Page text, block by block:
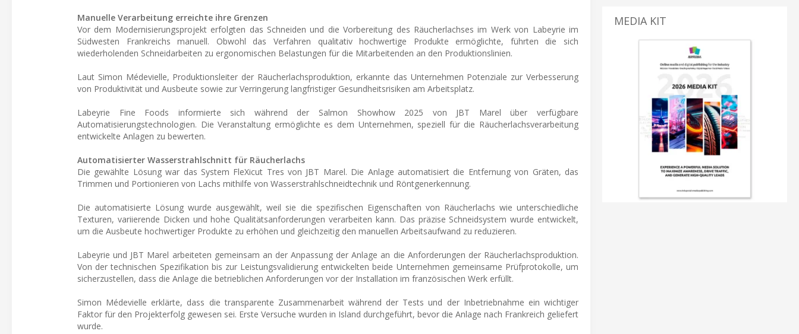
Manuelle Verarbeitung erreichte ihre Grenzen
Vor dem Modernisierungsprojekt erfolgten das Schneiden und die Vorbereitung des Räucherlachses im Werk von Labeyrie im
Südwesten Frankreichs manuell. Obwohl das Verfahren qualitativ hochwertige Produkte ermöglichte, führten die sich
wiederholenden Schneidarbeiten zu ergonomischen Belastungen für die Mitarbeitenden an den Produktionslinien.
Laut Simon Médevielle, Produktionsleiter der Räucherlachsproduktion, erkannte das Unternehmen Potenziale zur Verbesserung
von Produktivität und Ausbeute sowie zur Verringerung langfristiger Gesundheitsrisiken am Arbeitsplatz.
Labeyrie Fine Foods informierte sich während der Salmon Showhow 2025 von JBT Marel über verfügbare
Automatisierungstechnologien. Die Veranstaltung ermöglichte es dem Unternehmen, speziell für die Räucherlachsverarbeitung
entwickelte Anlagen zu bewerten.
Automatisierter Wasserstrahlschnitt für Räucherlachs
Die gewählte Lösung war das System FleXicut Tres von JBT Marel. Die Anlage automatisiert die Entfernung von Gräten, das
Trimmen und Portionieren von Lachs mithilfe von Wasserstrahlschneidtechnik und Röntgenerkennung.
Die automatisierte Lösung wurde ausgewählt, weil sie die spezifischen Eigenschaften von Räucherlachs wie unterschiedliche
Texturen, variierende Dicken und hohe Qualitätsanforderungen verarbeiten kann. Das präzise Schneidsystem wurde entwickelt,
um die Ausbeute hochwertiger Produkte zu erhöhen und gleichzeitig den manuellen Arbeitsaufwand zu reduzieren.
Labeyrie und JBT Marel arbeiteten gemeinsam an der Anpassung der Anlage an die Anforderungen der Räucherlachsproduktion.
Von der technischen Spezifikation bis zur Leistungsvalidierung entwickelten beide Unternehmen gemeinsame Prüfprotokolle, um
sicherzustellen, dass die Anlage die betrieblichen Anforderungen vor der Installation im französischen Werk erfüllt.
Simon Médevielle erklärte, dass die transparente Zusammenarbeit während der Tests und der Inbetriebnahme ein wichtiger
Faktor für den Projekterfolg gewesen sei. Erste Versuche wurden in Island durchgeführt, bevor die Anlage nach Frankreich geliefert
wurde.
MEDIA KIT